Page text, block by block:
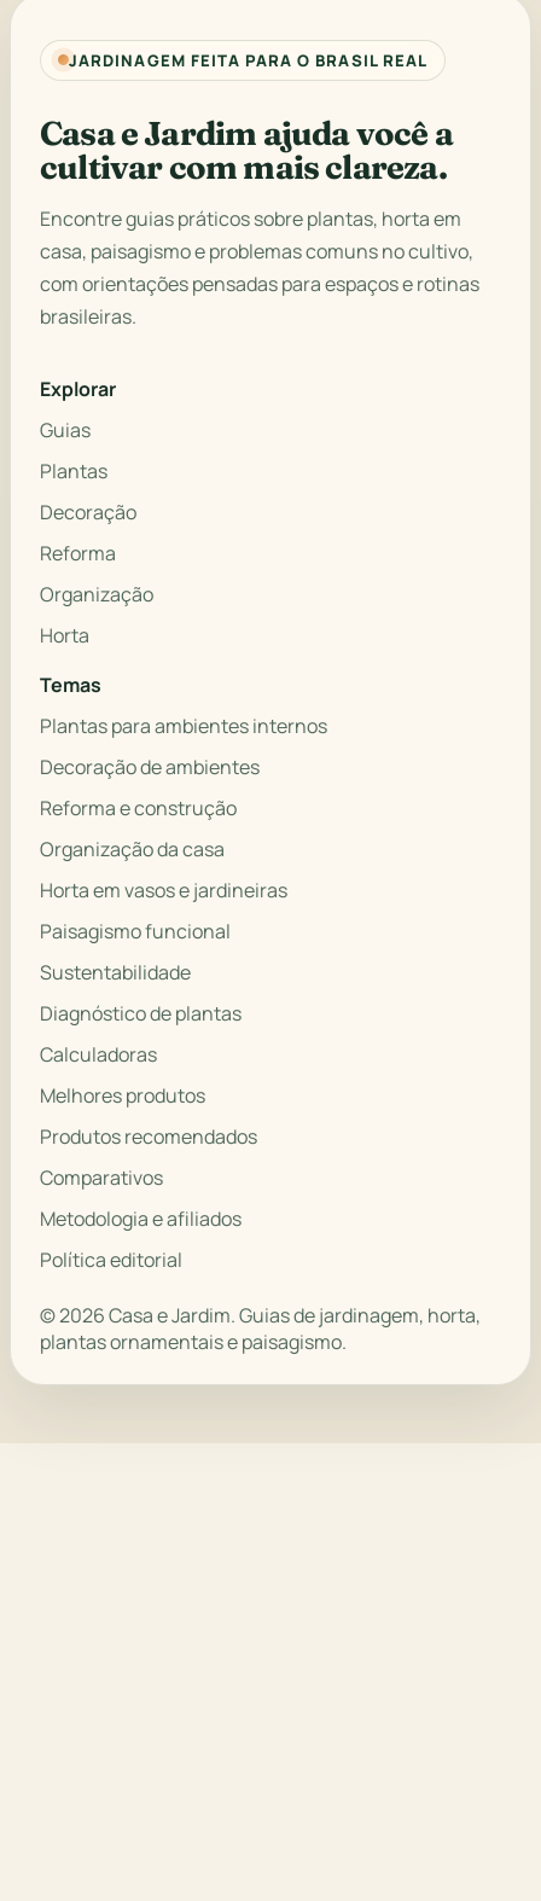
JARDINAGEM FEITA PARA O BRASIL REAL
Casa e Jardim ajuda você a
cultivar com mais clareza.
Encontre guias práticos sobre plantas, horta em
casa, paisagismo e problemas comuns no cultivo,
com orientações pensadas para espaços e rotinas
brasileiras.
Explorar
Guias
Plantas
Decoração
Reforma
Organização
Horta
Temas
Plantas para ambientes internos
Decoração de ambientes
Reforma e construção
Organização da casa
Horta em vasos e jardineiras
Paisagismo funcional
Sustentabilidade
Diagnóstico de plantas
Calculadoras
Melhores produtos
Produtos recomendados
Comparativos
Metodologia e afiliados
Política editorial
© 2026 Casa e Jardim. Guias de jardinagem, horta,
plantas ornamentais e paisagismo.